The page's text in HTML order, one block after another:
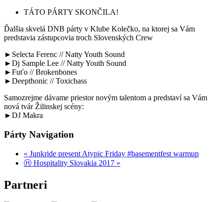
TÁTO PÁRTY SKONČILA!
Ďalšia skvelá DNB párty v Klube Kolečko, na ktorej sa Vám
predstavia zástupcovia troch Slovenských Crew
►Selecta Ferenc // Natty Youth Sound
►Dj Sample Lee // Natty Youth Sound
►Fuťo // Brokenbones
►Deepthonic // Toxicbass
Samozrejme dávame priestor novým talentom a predstaví sa Vám
nová tvár Žilinskej scény:
►DJ Makra
Párty Navigation
« Junkride present Atypic Friday #basementfest warmup
Ⓗ Hospitality Slovakia 2017 »
Partneri